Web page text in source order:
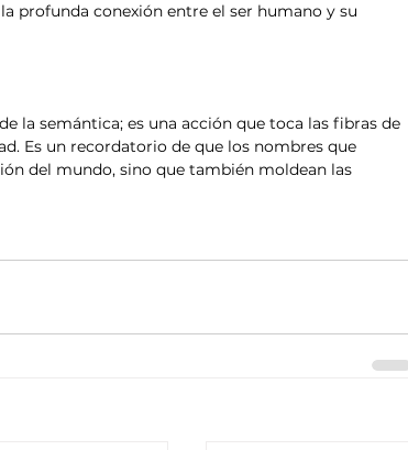
profunda conexión entre el ser humano y su
la semántica; es una acción que toca las fibras de
Es un recordatorio de que los nombres que
del mundo, sino que también moldean las